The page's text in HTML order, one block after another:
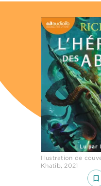
Illustration de
Khatib, 2021
bookmark_border